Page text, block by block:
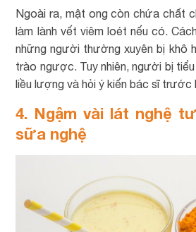
Ngoài ra, mật ong còn chứa chất
làm lành vết viêm loét nếu có.
những người thường xuyên bị khô
trào ngược. Tuy nhiên, người bị
liều lượng và hỏi ý kiến bác sĩ trước
4. Ngậm vài lát nghệ
sữa nghệ